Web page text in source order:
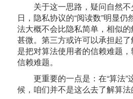
关于这一思路，疑问自然
日，隐私协议的“阅读数”明显
法大概不会比隐私简单，相似
甚微。第三方或许可以承担起
是把对算法使用者的信赖难题
信赖难题。
更重要的一点是：在“算法”
候，咱们并不是这么去了解算法